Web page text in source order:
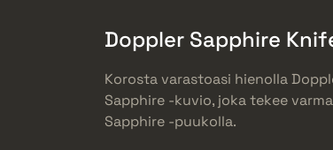
Doppler Sapphire
Korosta varastoasi hienolla
Sapphire -kuvio, joka tekee
Sapphire -puukolla.